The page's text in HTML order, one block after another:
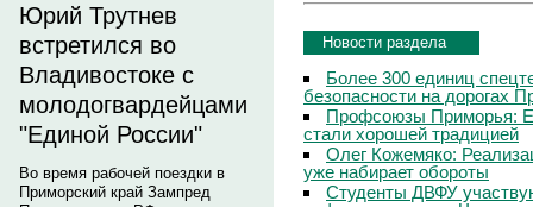
Юрий Трутнев
встретился во
Владивостоке с
молодогвардейцами
"Единой России"
Во время рабочей поездки в
Приморский край Зампред
Новости раздела
Более 300 единиц
безопасности на дорогах
Профсоюзы Приморья:
стали хорошей традицией
Олег Кожемяко:
уже набирает обороты
Студенты ДВФУ